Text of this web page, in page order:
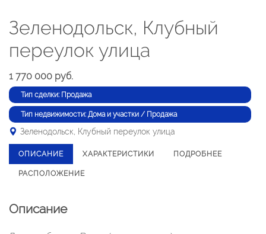
Зеленодольск, Клубный
переулок улица
1 770 000 руб.
Тип сделки: Продажа
Тип недвижимости: Дома и участки / Продажа
Зеленодольск, Клубный переулок улица
ОПИСАНИЕ ХАРАКТЕРИСТИКИ ПОДРОБНЕЕ
РАСПОЛОЖЕНИЕ
Описание